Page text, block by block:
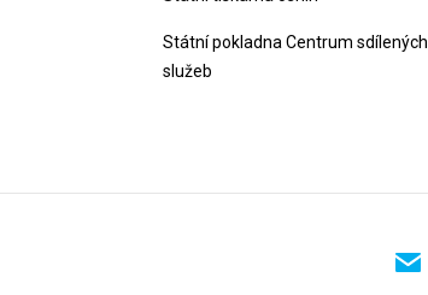
Státní pokladna Centrum sdílených
služeb